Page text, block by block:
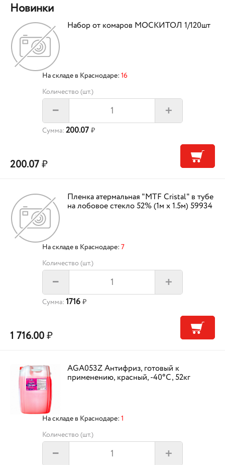
Новинки
Набор от комаров МОСКИТОЛ 1/120шт
На складе в Краснодаре: 16
Количество (шт.)
– +
Сумма: 200.07 ₽
200.07₽
Пленка атермальная "MTF Cristal" в тубе
на лобовое стекло 52% (1м х 1.5м) 59934
На складе в Краснодаре: 7
Количество (шт.)
– +
Сумма: 1716 ₽
1 716.00₽
AGA053Z Антифриз, готовый к
применению, красный, -40°С, 52кг
На складе в Краснодаре: 1
Количество (шт.)
– +